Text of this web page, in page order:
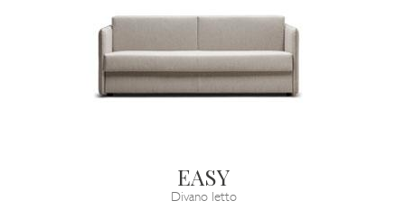
EASY
Divano letto